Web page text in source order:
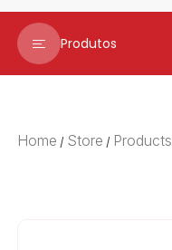
Produtos
Transfer
Home / Store / Products